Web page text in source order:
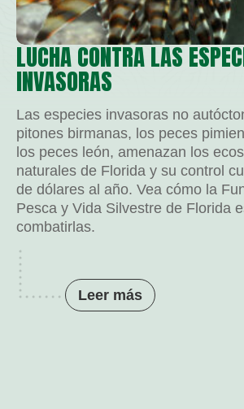
LUCHA CONTRA LAS
INVASORAS
Las especies invasoras no
pitones birmanas, los peces
los peces león, amenazan los
naturales de Florida y su control
de dólares al año. Vea cómo la
Pesca y Vida Silvestre de Florida
combatirlas.
Leer más